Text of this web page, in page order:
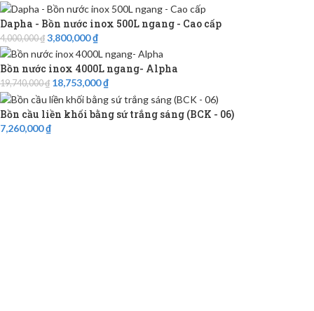
Dapha - Bồn nước inox 500L ngang - Cao cấp
4,000,000₫ 3,800,000₫
Bồn nước inox 4000L ngang- Alpha
19,740,000₫ 18,753,000₫
Bồn cầu liền khối bằng sứ trắng sáng (BCK - 06)
7,260,000₫